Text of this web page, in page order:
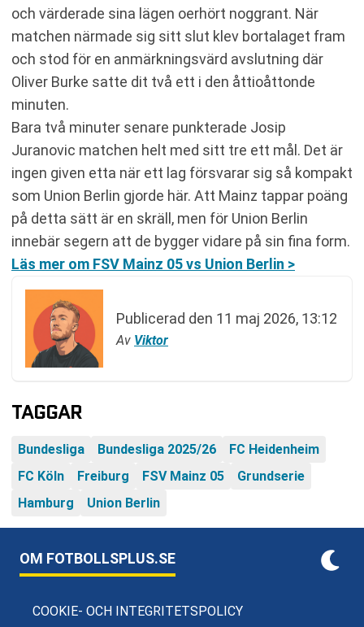
och värderade sina lägen oerhört noggrant. När
matchen närmade sig sitt slut klev bortalaget fram
och stod för en anmärkningsvärd avslutning där
Oliver Burke satte dit två ett i den åttioåttonde
minuten.
Bara två minuter senare punkterade Josip
Juranovic matchen helt med sitt tre ett mål. Det är
ingen given etta när ett lag försvarar sig så kompakt
som Union Berlin gjorde här. Att Mainz tappar poäng
på detta sätt är en skräll, men för Union Berlin
innebär segern att de bygger vidare på sin fina form.
Läs mer om FSV Mainz 05 vs Union Berlin >
Publicerad den 11 maj 2026, 13:12
Av Viktor
TAGGAR
Bundesliga Bundesliga 2025/26
FC Heidenheim
FC Köln
Freiburg FSV Mainz 05
Grundserie
Hamburg
Union Berlin
OM FOTBOLLSPLUS.SE
COOKIE- OCH INTEGRITETSPOLICY